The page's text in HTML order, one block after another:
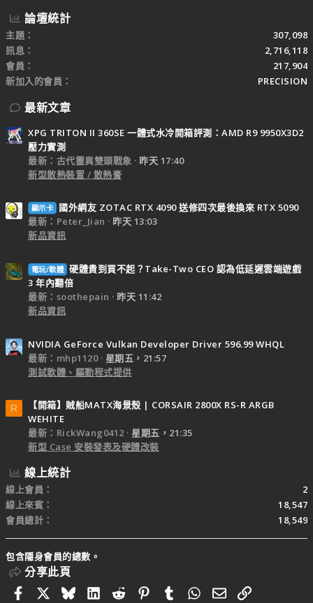
論壇統計
主題
307,098
訊息
2,716,118
會員
217,904
新加入的會員
PRECISION
最新文章
XPG TRITON II 360SE 一體式水冷開箱評測：AMD R9 9950X3D2
壓力實測
最新：古代靈異雙頭戰象
昨天 17:40
新型散熱裝置 / 散熱膏
顯示卡
國外網友 ZOTAC RTX 4090 送修四次最後換來 RTX 5090
最新：Peter_Jian
昨天 13:03
新品資訊
電玩/軟體 硬體貴到買不起？Take-Two CEO 認為低延遲雲端遊戲
3 年內翻倍
最新：soothepain
昨天 11:42
新品資訊
NVIDIA GeForce Vulkan Developer Driver 596.99 WHQL
最新：mhp1120
星期五，21:57
測試軟體、驅動程式提供
R
【開箱】賊船MATX海景殼 | CORSAIR 2800X RS-R ARGB
WEHITE
最新：RickWang0412
星期五，21:35
新型 Case 安裝發表及硬體改裝
線上統計
線上會員
2
線上來賓
18,547
會員總計
18,549
包含隱身會員的總數。
分享此頁
FacebookBlueskyLinkedIn
RedditPinterestTumblrWhatsApp
電子郵件
連結